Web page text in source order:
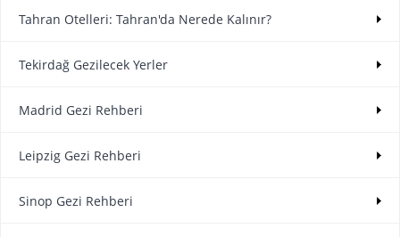
Tahran Otelleri: Tahran'da Nerede Kalınır?
Tekirdağ Gezilecek Yerler
Madrid Gezi Rehberi
Leipzig Gezi Rehberi
Sinop Gezi Rehberi